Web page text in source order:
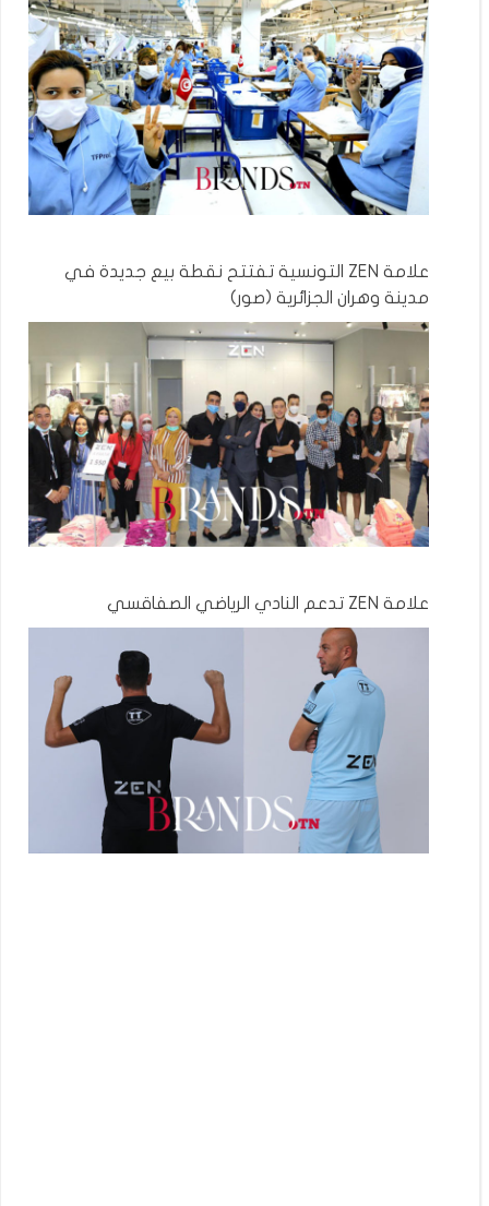
علامة ZEN التونسية تفتتح نقطة بيع جديدة في
مدينة وهران الجزائرية (صور)
علامة ZEN تدعم النادي الرياضي الصفاقسي